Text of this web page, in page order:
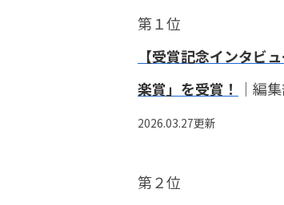
第１位
【受賞記念インタビ
楽賞」を受賞！
｜編
2026.03.27更新
第２位